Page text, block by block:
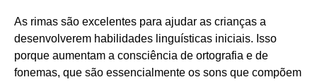
As rimas são excelentes para ajudar as crianças a
desenvolverem habilidades linguísticas iniciais. Isso
porque aumentam a consciência de ortografia e de
fonemas, que são essencialmente os sons que compõem